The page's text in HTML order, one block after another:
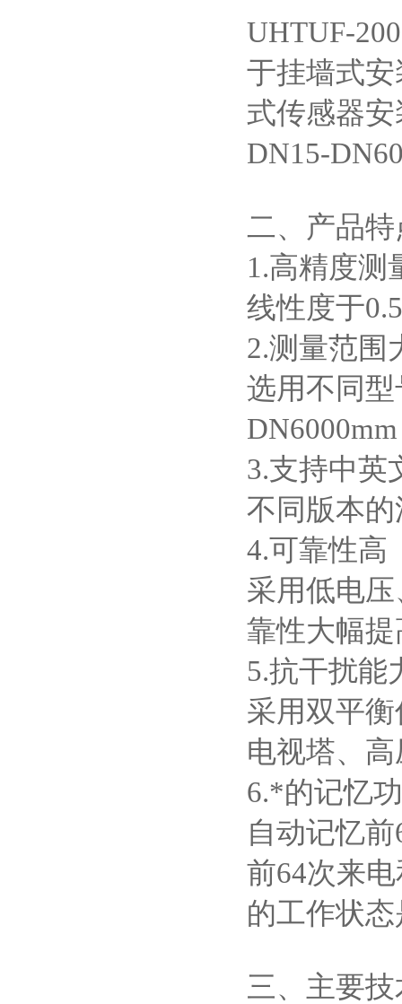
UHTUF-
于挂墙式
式传感器
DN15-
二、产品
1.高精度测
线性度于
2.测量范围
选用不同
3.支持中英
不同版本
4.可靠性高
采用低电
靠性大幅提
5.抗干扰能
采用双平
电视塔、
6.*的记忆
自动记忆
前64次来
的工作状
三、主要